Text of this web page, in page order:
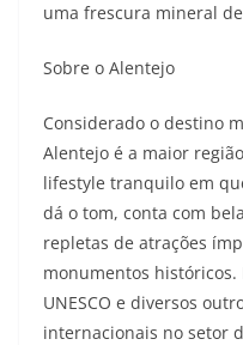
uma frescura mineral
Sobre o Alentejo
Considerado o destino
Alentejo é a maior
lifestyle tranquilo em
dá o tom, conta com
repletas de atrações
monumentos
UNESCO e diversos
internacionais no setor